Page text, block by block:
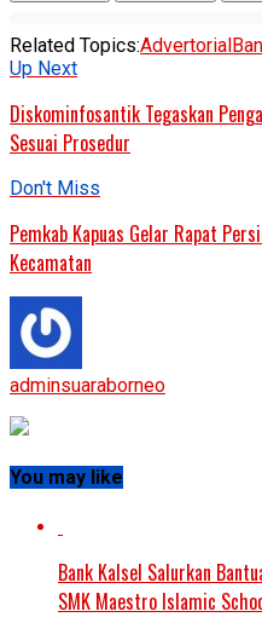
Related Topics:Advertorial
Up Next
Diskominfosantik Tegaskan
Sesuai Prosedur
Don't Miss
Pemkab Kapuas Gelar Rapat
Kecamatan
adminsuaraborneo
You may like
Bank Kalsel Salurkan
SMK Maestro Islamic